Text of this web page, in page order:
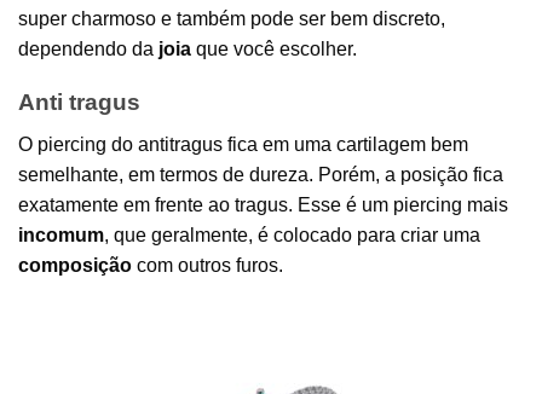
super charmoso e também pode ser bem discreto,
dependendo da joia que você escolher.
Anti tragus
O piercing do antitragus fica em uma cartilagem bem
semelhante, em termos de dureza. Porém, a posição fica
exatamente em frente ao tragus. Esse é um piercing mais
incomum, que geralmente, é colocado para criar uma
composição com outros furos.